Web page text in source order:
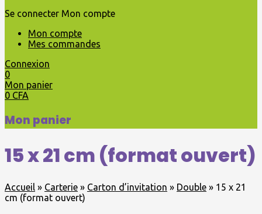
Se connecter Mon compte
Mon compte
Mes commandes
Connexion
0
Mon panier
0 CFA
Mon panier
15 x 21 cm (format ouvert)
Accueil » Carterie » Carton d’invitation » Double » 15 x 21
cm (format ouvert)